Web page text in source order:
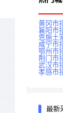
黄冈市
襄阳市
恩施土
咸宁市
鄂州市
荆门市
武汉市
孝感市
最新